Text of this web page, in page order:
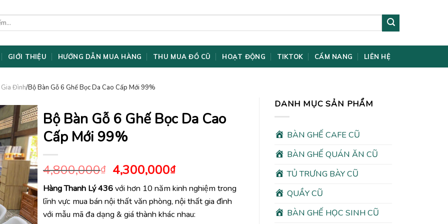
GIỚI THIỆU HƯỚNG DẪN MUA HÀNG THU MUA ĐỒ CŨ HOẠT ĐỘNG TIKTOK CẨM NANG LIÊN HỆ
Đình/Bộ Bàn Gỗ 6 Ghế Bọc Da Cao Cấp Mới 99%
DANH MỤC SẢN PHẨM
BÀN GHẾ CAFE CŨ
BÀN GHẾ QUÁN ĂN CŨ
TỦ TRƯNG BÀY CŨ
QUẦY CŨ
BÀN GHẾ HỌC SINH CŨ
Bộ Bàn Gỗ 6 Ghế Bọc Da Cao
Cấp Mới 99%
4,800,000₫ Giá
gốc
là:
4,800,000₫.
4,300,000₫Giá
hiện
tại
là:
4,300,000₫.
Hàng Thanh Lý 436với hơn 10 năm kinh nghiệm trong
lĩnh vực mua bán nội thất văn phòng, nội thất gia đình
với mẫu mã đa dạng & giá thành khác nhau: